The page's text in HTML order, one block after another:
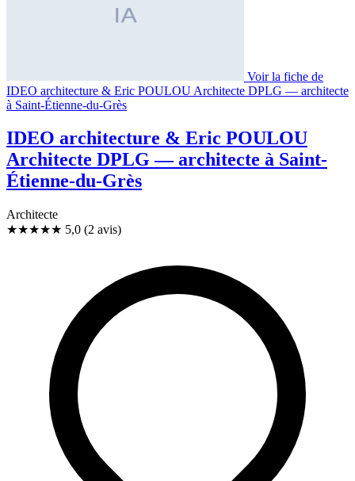
Voir la fiche de
IDEO architecture & Eric POULOU Architecte DPLG — architecte
à Saint-Étienne-du-Grès
IDEO architecture & Eric POULOU
Architecte DPLG — architecte à Saint-
Étienne-du-Grès
Architecte
★★★★★ 5,0 (2 avis)